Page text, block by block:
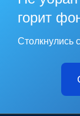
горит
Столкнулись